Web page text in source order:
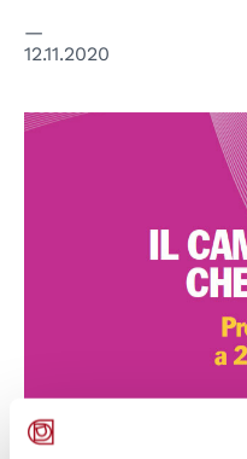
12.11.2020
© D.i.Re